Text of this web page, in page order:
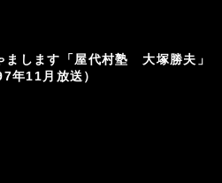
まします「屋代村塾 大塚勝夫」
年11月放送）